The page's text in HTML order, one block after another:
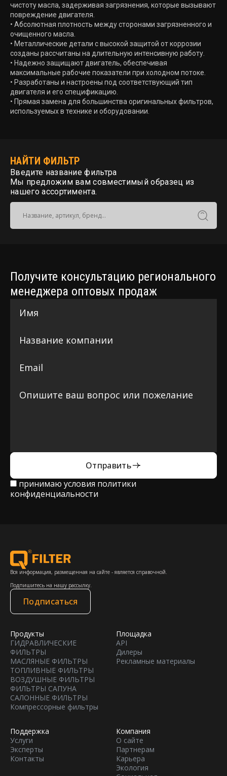
чистоту масла, задерживая загрязнения, которые вызывают
повреждение двигателя.
• Абсолютная плотность между сторонами загрязненного и
очищенного масла.
• Металлические детали с высокой защитой от коррозии
созданы рассчитаны на длительную интенсивную работу.
• Надежно защищают двигатель, обеспечивая
максимальные рабочие показатели при холодном потоке.
• Разработаны и настроены под соответствующий тип
двигателя и его спецификацию.
• Прямая замена для большинства оригинальных фильтров,
используемых в технике и оборудовании.
НАЙТИ ФИЛЬТР
Введите название фильтра
Мы предложим вам совместимый образец из
нашего ассортимента.
Получите консультацию регионального
менеджера оптовых продаж
Отправить
принимаю условия политики
конфиденциальности
Вся информация, размещенная на сайте - является справочной.
Подпишитесь на нашу рассылку.
Подписаться
Продукты
ГИДРАВЛИЧЕСКИЕ
ФИЛЬТРЫ
МАСЛЯНЫЕ ФИЛЬТРЫ
ТОПЛИВНЫЕ ФИЛЬТРЫ
ВОЗДУШНЫЕ ФИЛЬТРЫ
ФИЛЬТРЫ САПУНА
САЛОННЫЕ ФИЛЬТРЫ
Компрессорные фильтры
Площадка
API
Дилеры
Рекламные материалы
Поддержка
Услуги
Эксперты
Контакты
Компания
О сайте
Партнерам
Карьера
Экология